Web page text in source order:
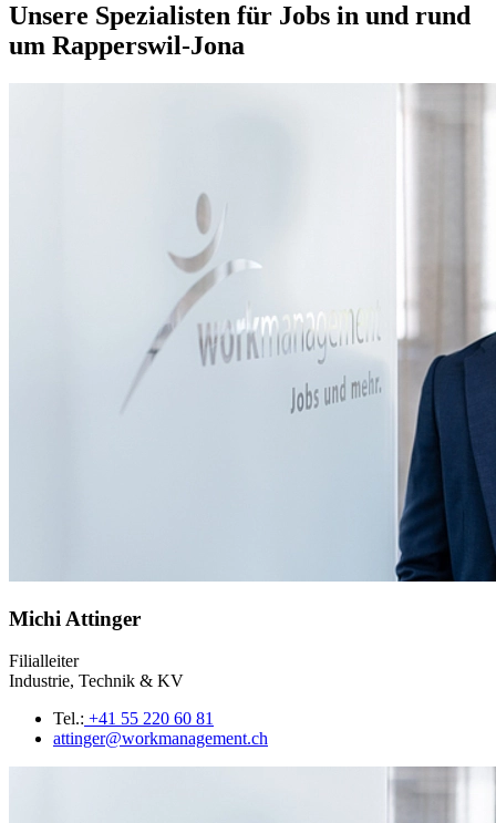
Unsere Spezialisten für Jobs in und rund
um Rapperswil-Jona
Michi Attinger
Filialleiter
Industrie, Technik & KV
Tel.: +41 55 220 60 81
attinger@workmanagement.ch